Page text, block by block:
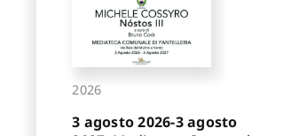
2026
3 agosto 2026-3 agosto